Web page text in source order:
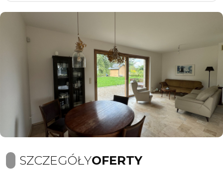
SZCZEGÓŁYOFERTY